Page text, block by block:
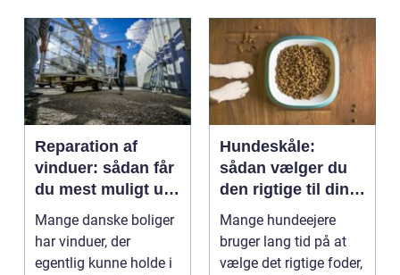
Reparation af
vinduer: sådan får
du mest muligt ud
af dine gamle
rammer
Mange danske boliger
har vinduer, der
egentlig kunne holde i
Hundeskåle:
sådan vælger du
den rigtige til din
hund
Mange hundeejere
bruger lang tid på at
vælge det rigtige foder,